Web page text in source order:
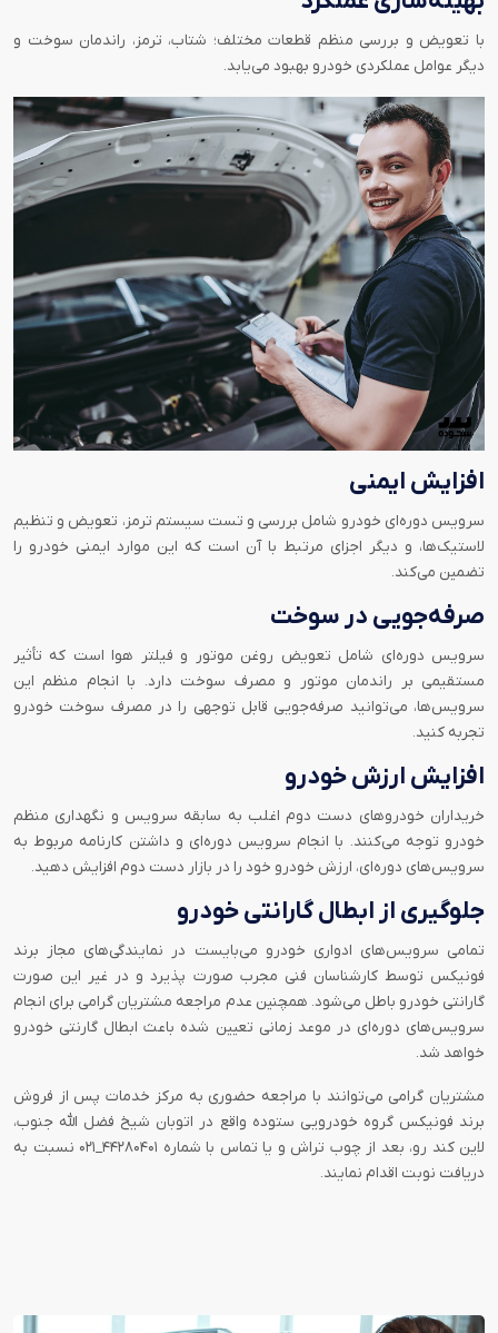
با تعویض و بررسی منظم قطعات مختلف؛ شتاب، ترمز، راندمان سوخت و
دیگر عوامل عملکردی خودرو بهبود می‌یابد.
افزایش ایمنی
سرویس دوره‌ای خودرو شامل بررسی و تست سیستم ترمز، تعویض و تنظیم
لاستیک‌ها، و دیگر اجزای مرتبط با آن است که این موارد ایمنی خودرو را
تضمین می‌کند.
صرفه‌جویی در سوخت
سرویس دوره‌ای شامل تعویض روغن موتور و فیلتر هوا است که تأثیر
مستقیمی بر راندمان موتور و مصرف سوخت دارد. با انجام منظم این
سرویس‌ها، می‌توانید صرفه‌جویی قابل توجهی را در مصرف سوخت خودرو
تجربه کنید.
افزایش ارزش خودرو
خریداران خودرو‌های دست دوم اغلب به سابقه سرویس و نگهداری منظم
خودرو توجه می‌کنند. با انجام سرویس دوره‌ای و داشتن کارنامه مربوط به
سرویس‌های دوره‌ای، ارزش خودرو خود را در بازار دست دوم افزایش دهید.
جلوگیری از ابطال گارانتی خودرو
تمامی سرویس‌های ادواری خودرو می‌بایست در نمایندگی‌های مجاز برند
فونیکس توسط کارشناسان فنی مجرب صورت پذیرد و در غیر این صورت
گارانتی خودرو باطل می‌شود. همچنین عدم مراجعه مشتریان گرامی برای انجام
سرویس‌های دوره‌ای در موعد زمانی تعیین شده باعث ابطال گارنتی خودرو
خواهد شد.
مشتریان گرامی می‌توانند با مراجعه حضوری به مرکز خدمات پس از فروش
برند فونیکس گروه خودرویی ستوده واقع در اتوبان شیخ فضل الله جنوب،
لاین کند رو، بعد از چوب تراش و یا تماس با شماره ۴۴۲۸۰۴۰۱_۰۲۱ نسبت به
دریافت نوبت اقدام نمایند.